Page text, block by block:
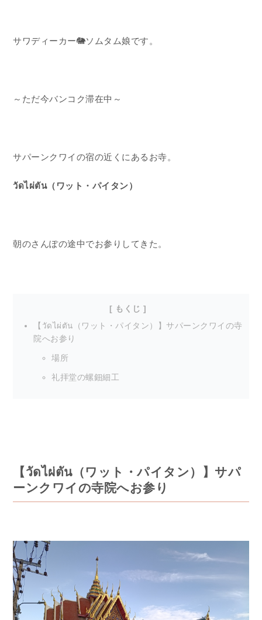
サワディーカー🐘ソムタム娘です。
～ただ今バンコク滞在中～
サパーンクワイの宿の近くにあるお寺。
วัดไผ่ตัน（ワット・パイタン）
朝のさんぽの途中でお参りしてきた。
【วัดไผ่ตัน（ワット・パイタン）】サパーンクワイの寺
院へお参り
場所
礼拝堂の螺鈿細工
【วัดไผ่ตัน（ワット・パイタン）】サパ
ーンクワイの寺院へお参り